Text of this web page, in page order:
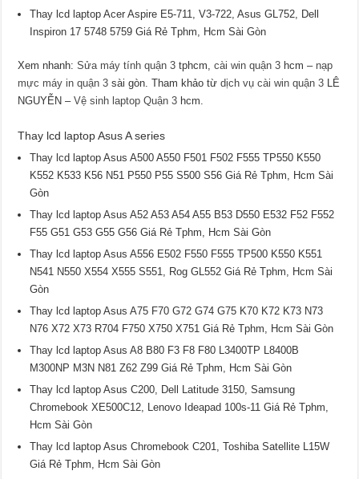
Thay lcd laptop Acer Aspire E5-711, V3-722, Asus GL752, Dell
Inspiron 17 5748 5759 Giá Rẻ Tphm, Hcm Sài Gòn
Xem nhanh:Sửa máy tính quận 3 tphcm,cài win quận 3 hcm – nạp
mực máy in quận 3 sài gòn. Tham khảo từdịch vụ cài win quận 3 LÊ
NGUYỄN –Vệ sinh laptop Quận 3 hcm.
Thay lcd laptop Asus A series
Thay lcd laptop Asus A500 A550 F501 F502 F555 TP550 K550
K552 K533 K56 N51 P550 P55 S500 S56 Giá Rẻ Tphm, Hcm Sài
Gòn
Thay lcd laptop Asus A52 A53 A54 A55 B53 D550 E532 F52 F552
F55 G51 G53 G55 G56 Giá Rẻ Tphm, Hcm Sài Gòn
Thay lcd laptop Asus A556 E502 F550 F555 TP500 K550 K551
N541 N550 X554 X555 S551, Rog GL552 Giá Rẻ Tphm, Hcm Sài
Gòn
Thay lcd laptop Asus A75 F70 G72 G74 G75 K70 K72 K73 N73
N76 X72 X73 R704 F750 X750 X751 Giá Rẻ Tphm, Hcm Sài Gòn
Thay lcd laptop Asus A8 B80 F3 F8 F80 L3400TP L8400B
M300NP M3N N81 Z62 Z99 Giá Rẻ Tphm, Hcm Sài Gòn
Thay lcd laptop Asus C200, Dell Latitude 3150, Samsung
Chromebook XE500C12, Lenovo Ideapad 100s-11 Giá Rẻ Tphm,
Hcm Sài Gòn
Thay lcd laptop Asus Chromebook C201, Toshiba Satellite L15W
Giá Rẻ Tphm, Hcm Sài Gòn